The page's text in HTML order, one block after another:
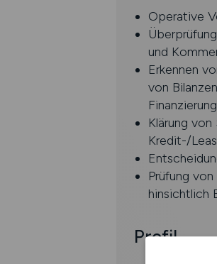
Operative
und
Erkennen
von
Klärung
Kredit-/
Prüfung
hinsichtlich
Profil